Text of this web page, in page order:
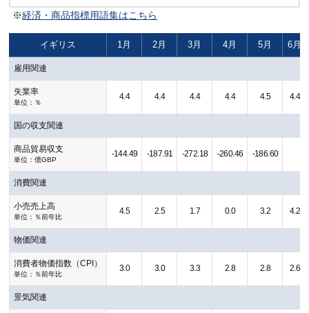
経済・商品指標用語集はこちら
イギリス 1月 2月 3月 4月 5月 6月
雇用関連
失業率
単位：％
4.4 4.4 4.4 4.4 4.5 4.4
国の収支関連
商品貿易収支
単位：億GBP
-144.49 -187.91 -272.18 -260.46 -186.60
消費関連
小売売上高
単位：％前年比
4.5 2.5 1.7 0.0 3.2 4.2
物価関連
消費者物価指数（CPI）
単位：％前年比
3.0 3.0 3.3 2.8 2.8 2.6
景気関連